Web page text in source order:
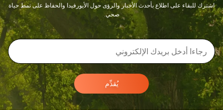
اشترك للبقاء على اطلاع بأحدث الأخبار والرؤى حول الأيورفيدا والحفاظ على نمط حياة
صحي.
يُقدِّم